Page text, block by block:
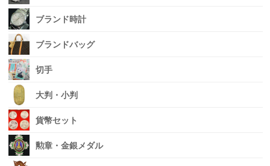
ブランド時計
ブランドバッグ
切手
大判・小判
貨幣セット
勲章・金銀メダル